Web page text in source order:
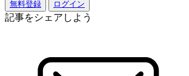
無料登録 ログイン
記事をシェアしよう